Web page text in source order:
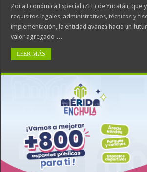
Zona Económica Especial (ZEE) de Yucatán, que
requisitos legales, administrativos, técnicos y
implementación, la entidad avanza hacia un
valor agregado …
LEER MÁS